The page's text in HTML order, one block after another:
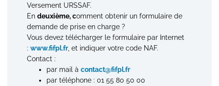
Versement URSSAF.
En deuxième, comment obtenir un formulaire de
demande de prise en charge ?
Vous devez télécharger le formulaire par Internet
: www.fifpl.fr, et indiquer votre code NAF.
Contact :
par mail à contact@fifpl.fr
par téléphone : 01 55 80 50 00